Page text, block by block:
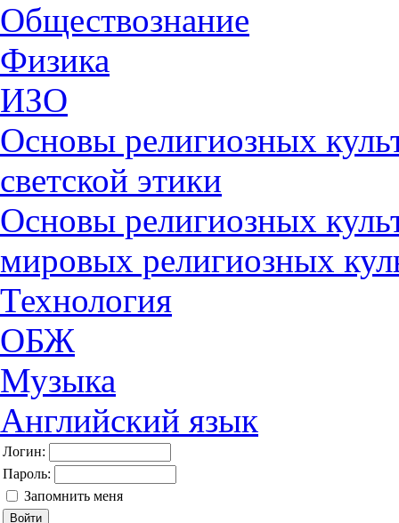
Обществознание
Физика
ИЗО
Основы религиозных
светской этики
Основы религиозных
мировых религиозных
Технология
ОБЖ
Музыка
Английский язык
Логин:
Пароль:
Запомнить меня